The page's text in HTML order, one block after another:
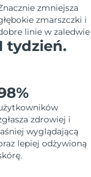
zmniejsza
zmarszczki i
linie w zaledwie
tydzień.
zdrowiej i
wyglądającą
lepiej odżywioną